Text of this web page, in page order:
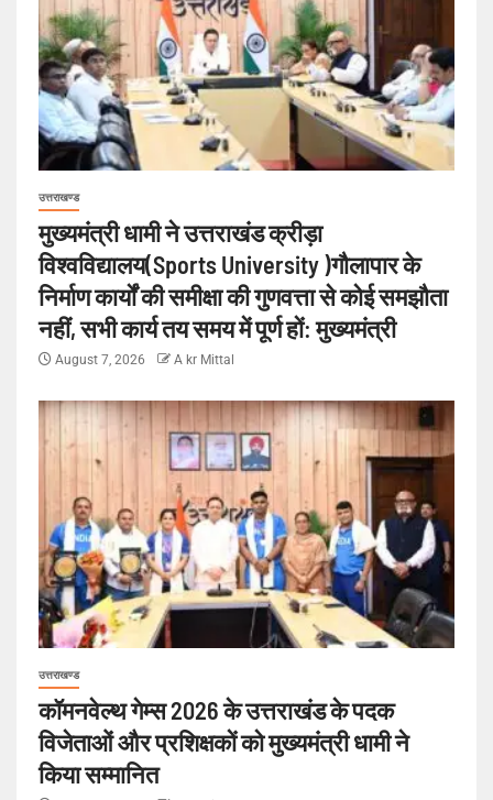
उत्तराखण्ड
मुख्यमंत्री धामी ने उत्तराखंड क्रीड़ा
विश्वविद्यालय(Sports University )गौलापार के
निर्माण कार्यों की समीक्षा की गुणवत्ता से कोई समझौता
नहीं, सभी कार्य तय समय में पूर्ण हों: मुख्यमंत्री
August 7, 2026 A kr Mittal
उत्तराखण्ड
कॉमनवेल्थ गेम्स 2026 के उत्तराखंड के पदक
विजेताओं और प्रशिक्षकों को मुख्यमंत्री धामी ने
किया सम्मानित